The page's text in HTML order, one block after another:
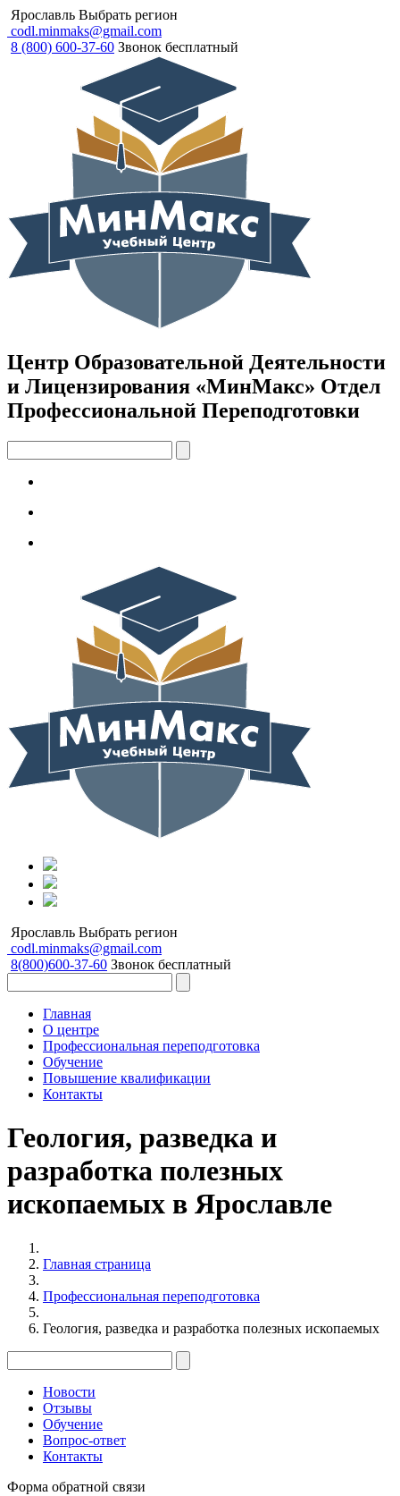
Ярославль Выбрать регион
codl.minmaks@gmail.com
8 (800) 600-37-60 Звонок бесплатный
Центр Образовательной Деятельности
и Лицензирования «МинМакс» Отдел
Профессиональной Переподготовки
Ярославль Выбрать регион
codl.minmaks@gmail.com
8(800)600-37-60 Звонок бесплатный
Главная
О центре
Профессиональная переподготовка
Обучение
Повышение квалификации
Контакты
Геология, разведка и
разработка полезных
ископаемых в Ярославле
Главная страница
Профессиональная переподготовка
Геология, разведка и разработка полезных ископаемых
Новости
Отзывы
Обучение
Вопрос-ответ
Контакты
Форма обратной связи